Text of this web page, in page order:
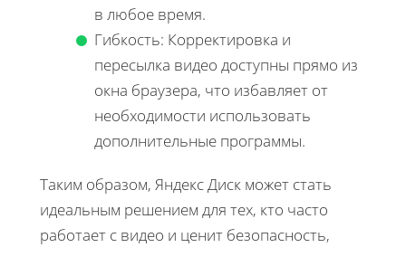
в любое время.
Гибкость: Корректировка и
пересылка видео доступны прямо из
окна браузера, что избавляет от
необходимости использовать
дополнительные программы.
Таким образом, Яндекс Диск может стать
идеальным решением для тех, кто часто
работает с видео и ценит безопасность,